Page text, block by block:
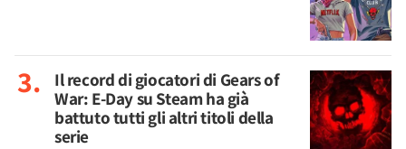
Il record di giocatori di Gears of
War: E-Day su Steam ha già
battuto tutti gli altri titoli della
serie